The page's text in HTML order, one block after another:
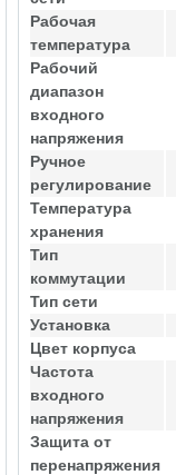
Рабочая
температура
Рабочий
диапазон
входного
напряжения
Ручное
регулирование
Температура
хранения
Тип
коммутации
Тип сети
Установка
Цвет корпуса
Частота
входного
напряжения
Защита от
перенапряжения